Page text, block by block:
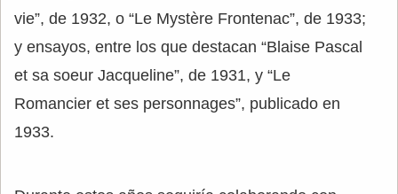
vie”, de 1932, o “Le Mystère Frontenac”, de 1933;
y ensayos, entre los que destacan “Blaise Pascal
et sa soeur Jacqueline”, de 1931, y “Le
Romancier et ses personnages”, publicado en
1933.